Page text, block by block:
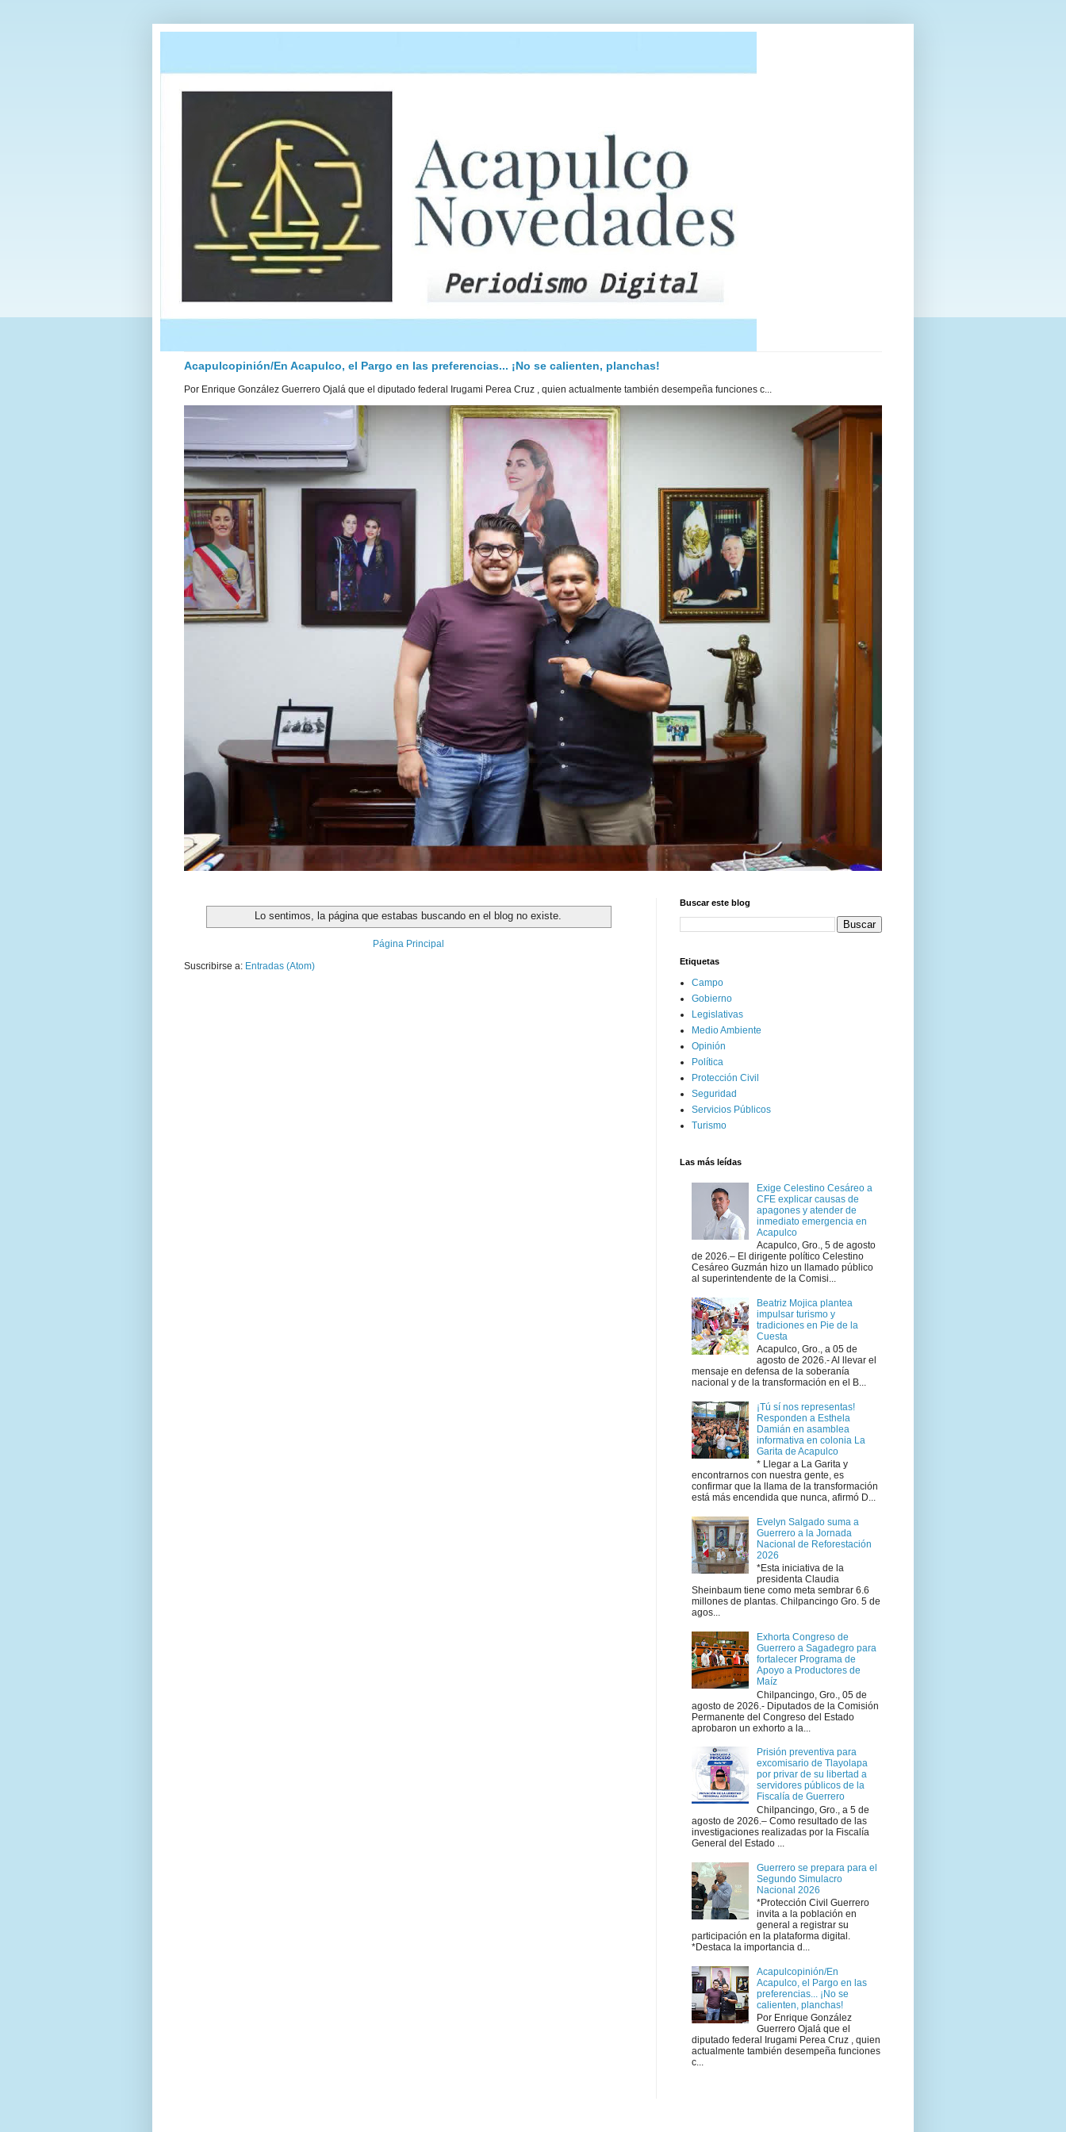
Acapulcopinión/En Acapulco, el Pargo en las preferencias... ¡No se calienten, planchas!
Por Enrique González Guerrero Ojalá que el diputado federal Irugami Perea Cruz , quien actualmente también desempeña funciones c...
Lo sentimos, la página que estabas buscando en el blog no existe.
Página Principal
Suscribirse a: Entradas (Atom)
Buscar este blog
Etiquetas
Campo
Gobierno
Legislativas
Medio Ambiente
Opinión
Política
Protección Civil
Seguridad
Servicios Públicos
Turismo
Las más leídas
Exige Celestino Cesáreo a
CFE explicar causas de
apagones y atender de
inmediato emergencia en
Acapulco
Acapulco, Gro., 5 de agosto
de 2026.– El dirigente político Celestino
Cesáreo Guzmán hizo un llamado público
al superintendente de la Comisi...
Beatriz Mojica plantea
impulsar turismo y
tradiciones en Pie de la
Cuesta
Acapulco, Gro., a 05 de
agosto de 2026.- Al llevar el
mensaje en defensa de la soberanía
nacional y de la transformación en el B...
¡Tú sí nos representas!
Responden a Esthela
Damián en asamblea
informativa en colonia La
Garita de Acapulco
* Llegar a La Garita y
encontrarnos con nuestra gente, es
confirmar que la llama de la transformación
está más encendida que nunca, afirmó D...
Evelyn Salgado suma a
Guerrero a la Jornada
Nacional de Reforestación
2026
*Esta iniciativa de la
presidenta Claudia
Sheinbaum tiene como meta sembrar 6.6
millones de plantas. Chilpancingo Gro. 5 de
agos...
Exhorta Congreso de
Guerrero a Sagadegro para
fortalecer Programa de
Apoyo a Productores de
Maíz
Chilpancingo, Gro., 05 de
agosto de 2026.- Diputados de la Comisión
Permanente del Congreso del Estado
aprobaron un exhorto a la...
Prisión preventiva para
excomisario de Tlayolapa
por privar de su libertad a
servidores públicos de la
Fiscalía de Guerrero
Chilpancingo, Gro., a 5 de
agosto de 2026.– Como resultado de las
investigaciones realizadas por la Fiscalía
General del Estado ...
Guerrero se prepara para el
Segundo Simulacro
Nacional 2026
*Protección Civil Guerrero
invita a la población en
general a registrar su
participación en la plataforma digital.
*Destaca la importancia d...
Acapulcopinión/En
Acapulco, el Pargo en las
preferencias... ¡No se
calienten, planchas!
Por Enrique González
Guerrero Ojalá que el
diputado federal Irugami Perea Cruz , quien
actualmente también desempeña funciones
c...